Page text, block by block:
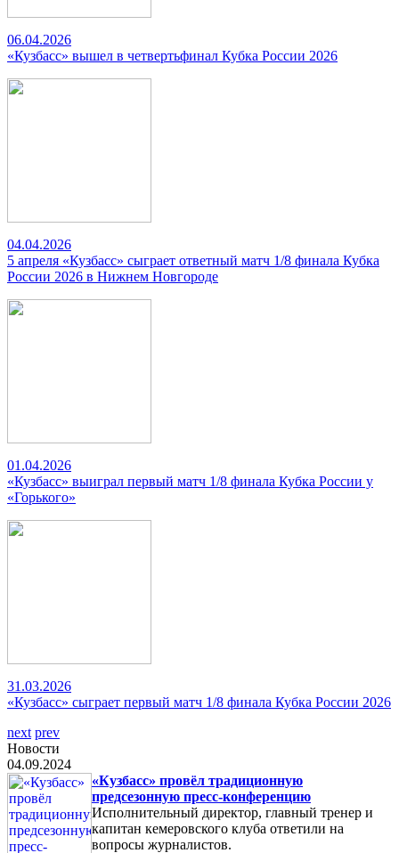
06.04.2026
«Кузбасс» вышел в четвертьфинал Кубка России 2026
04.04.2026
5 апреля «Кузбасс» сыграет ответный матч 1/8 финала Кубка
России 2026 в Нижнем Новгороде
01.04.2026
«Кузбасс» выиграл первый матч 1/8 финала Кубка России у
«Горького»
31.03.2026
«Кузбасс» сыграет первый матч 1/8 финала Кубка России 2026
next prev
Новости
04.09.2024
«Кузбасс» провёл традиционную
предсезонную пресс-конференцию
Исполнительный директор, главный тренер и
капитан кемеровского клуба ответили на
вопросы журналистов.